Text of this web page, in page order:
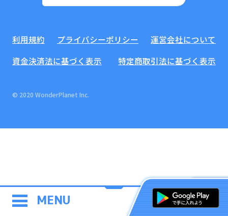
MENU
利用規約 プライバシーポリシー
運営会社について
資金決済法に基づく表示
特定商取引法に基づく表示
© 2020 WonderPlanet Inc.